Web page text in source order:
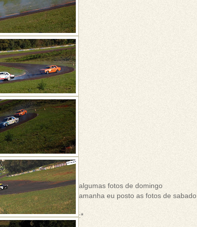
algumas fotos de domingo
amanha eu posto as fotos de sabado
:*